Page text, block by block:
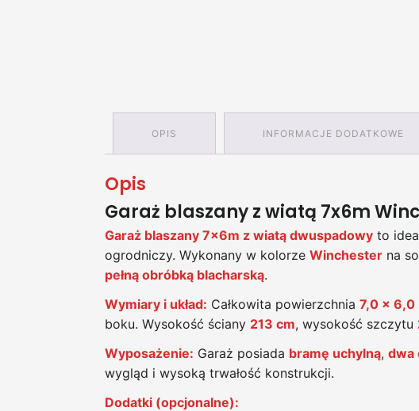
OPIS INFORMACJE DODATKOWE
Opis
Garaż blaszany z wiatą 7x6m
Garaż blaszany 7x6m z wiatą dwuspadowy to
ogrodniczy. Wykonany w kolorze Winchester na
pełną obróbką blacharską.
Wymiary i układ: Całkowita powierzchnia 7,0 x 6,0
boku. Wysokość ściany 213 cm, wysokość szczytu
Wyposażenie: Garaż posiada bramę uchylną, dwa
wygląd i wysoką trwałość konstrukcji.
Dodatki (opcjonalne):